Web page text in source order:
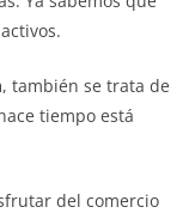
, también se trata de
tiempo está
del comercio